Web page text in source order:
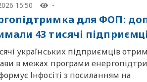
15:50 -
для ФОП:
43 тисячі
українських підприємців
в межах програми
Інфосіті з посиланням на